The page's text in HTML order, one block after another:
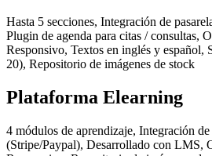
Hasta 5 secciones, Integración de
Plugin de agenda para citas / consultas,
Responsivo, Textos en inglés y español,
20), Repositorio de imágenes de stock
Plataforma Elearning
4 módulos de aprendizaje, Integración de
(Stripe/Paypal), Desarrollado con LMS,